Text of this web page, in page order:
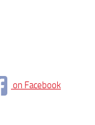
on Facebook